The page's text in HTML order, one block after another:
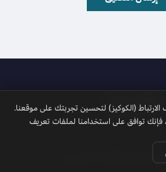
الأمل نيوز
2026 © الأمل نيوز
(الكوكيز) لتحسين تجربتك على موقعنا.
فإنك توافق على استخدامنا لملفات تعريف